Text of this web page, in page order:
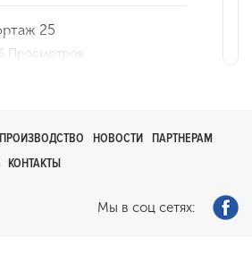
25
Просмотров
ПРОИЗВОДСТВО НОВОСТИ
ПАРТНЕРАМ
КОНТАКТЫ
Мы в соц сетях: